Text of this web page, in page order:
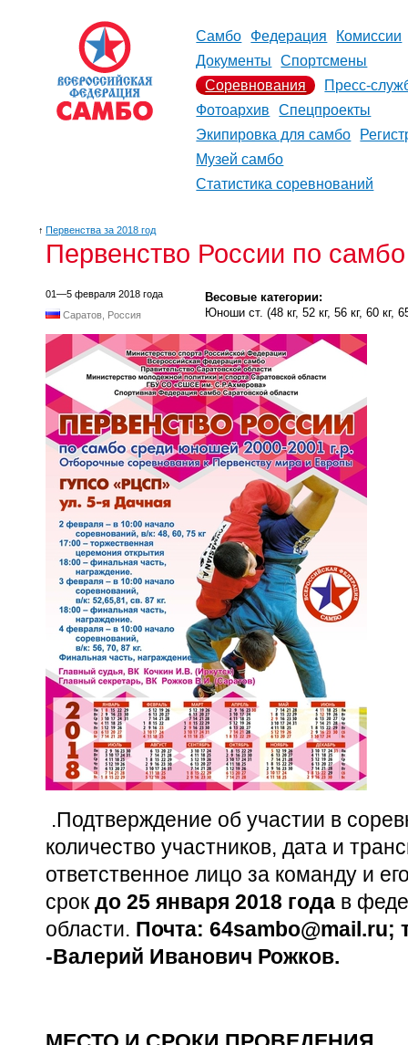
Самбо Федерация
Комиссии
Документы
Спортсмены
Соревнования
Пресс-
Фотоархив
Спецпроекты
Экипировка для самбо
Музей самбо
Статистика соревнований
↑ Первенства за 2018 год
Первенство России по
01—5 февраля 2018 года
Саратов, Россия
Весовые категории:
Юноши ст. (48 кг, 52 кг, 56 кг, 60 кг,
.Подтверждение об участии в
количество участников, дата и
ответственное лицо за команду и
срок до 25 января 2018 года в
области. Почта: 64sambo@mail.ru;
-Валерий Иванович Рожков.